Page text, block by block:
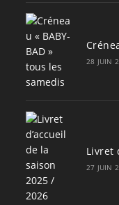
28 JUIN
Livret
27 JUIN